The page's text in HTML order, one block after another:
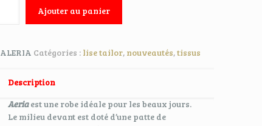
Ajouter au panier
ALERIA Catégories : lise tailor, nouveautés,tissus
Description
Aeriaest une robe idéale pour les beaux jours.
Le milieu devant est doté d’une patte de